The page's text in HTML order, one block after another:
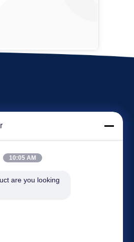
10:05 AM
are you looking